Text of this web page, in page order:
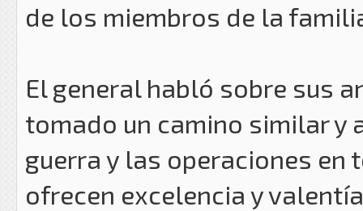
de los miembros de la
El general habló sobre sus
tomado un camino similar y
guerra y las operaciones en
ofrecen excelencia y